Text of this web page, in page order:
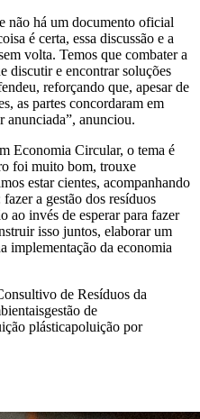
não há um documento oficial
é certa, essa discussão e a
volta. Temos que combater a
discutir e encontrar soluções
reforçando que, apesar de
as partes concordaram em
anunciada”, anunciou.
Economia Circular, o tema é
foi muito bom, trouxe
estar cientes, acompanhando
a gestão dos resíduos
ao invés de esperar para fazer
isso juntos, elaborar um
implementação da economia
de Resíduos da
gestão de
plásticapoluição por